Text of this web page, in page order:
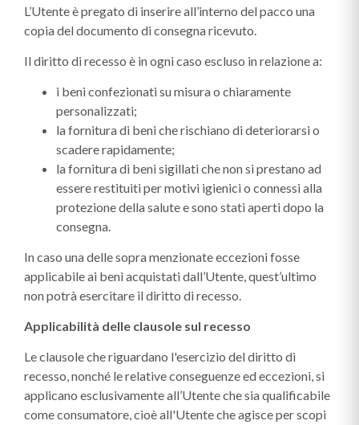
L’Utente è pregato di inserire all’interno del pacco una
copia del documento di consegna ricevuto.
Il diritto di recesso è in ogni caso escluso in relazione a:
i beni confezionati su misura o chiaramente
personalizzati;
la fornitura di beni che rischiano di deteriorarsi o
scadere rapidamente;
la fornitura di beni sigillati che non si prestano ad
essere restituiti per motivi igienici o connessi alla
protezione della salute e sono stati aperti dopo la
consegna.
In caso una delle sopra menzionate eccezioni fosse
applicabile ai beni acquistati dall’Utente, quest’ultimo
non potrà esercitare il diritto di recesso.
Applicabilità delle clausole sul recesso
Le clausole che riguardano l'esercizio del diritto di
recesso, nonché le relative conseguenze ed eccezioni, si
applicano esclusivamente all’Utente che sia qualificabile
come consumatore, cioè all'Utente che agisce per scopi